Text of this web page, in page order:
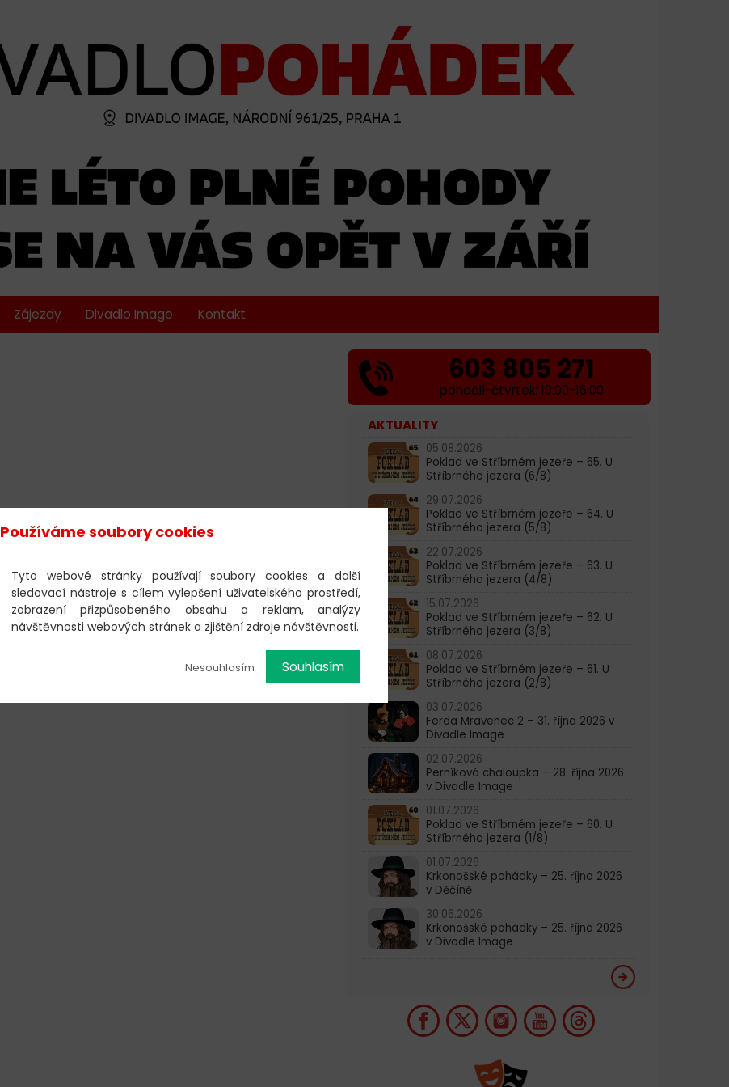
Zájezdy Divadlo Image Kontakt
603 805 271
pondělí-čtvrtek: 10:00-16:00
AKTUALITY
05.08.2026
Poklad ve Stříbrném jezeře – 65. U
Stříbrného jezera (6/8)
29.07.2026
Poklad ve Stříbrném jezeře – 64. U
Stříbrného jezera (5/8)
22.07.2026
Poklad ve Stříbrném jezeře – 63. U
Stříbrného jezera (4/8)
15.07.2026
Poklad ve Stříbrném jezeře – 62. U
Stříbrného jezera (3/8)
08.07.2026
Poklad ve Stříbrném jezeře – 61. U
Stříbrného jezera (2/8)
03.07.2026
Ferda Mravenec 2 – 31. října 2026 v
Divadle Image
02.07.2026
Perníková chaloupka – 28. října 2026
v Divadle Image
01.07.2026
Poklad ve Stříbrném jezeře – 60. U
Stříbrného jezera (1/8)
01.07.2026
Krkonošské pohádky – 25. října 2026
v Děčíně
30.06.2026
Krkonošské pohádky – 25. října 2026
v Divadle Image
Používáme soubory cookies
Tyto webové stránky používají soubory cookies a další
sledovací nástroje s cílem vylepšení uživatelského prostředí,
zobrazení přizpůsobeného obsahu a reklam, analýzy
návštěvnosti webových stránek a zjištění zdroje návštěvnosti.
Nesouhlasím Souhlasím